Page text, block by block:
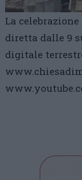
La
diretta dalle 9
digitale